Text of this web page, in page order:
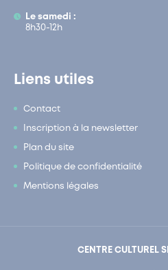
Le samedi :
8h30-12h
Liens utiles
Contact
Inscription à la newsletter
Plan du site
Politique de confidentialité
Mentions légales
CENTRE CULTUREL